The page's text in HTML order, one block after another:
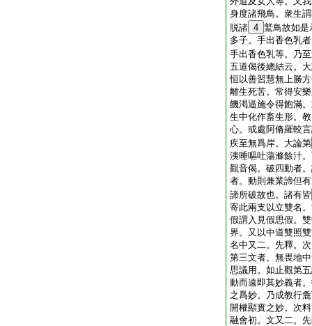
身度諸飛鳥。衆生
脱諸 4 鷲鳥故如是
多子。手出香色乳
手出香色乳等。乃
五道偈後總結云。
恒以善習慧無上勝
離生死苦。常得安
饑渇逼施令得飽滿
生中化作畜生形。
心。或處阿脩羅較
疾至無爲岸。大論第
洟唾嘔吐蕩滌餘汁
觀音偈。破四動者
者。動則兼業諦但
諦所破故也。諸有皆
寄此兩支以立雙名
假謂入見假思假。
界。又以中道雙照
名中又二。先釋。
第三文者。無畏地
思議用。如止觀第
動而遠即其妙義者
之爲妙。乃成教行
開權顯實之妙。次
融會初。文又二。